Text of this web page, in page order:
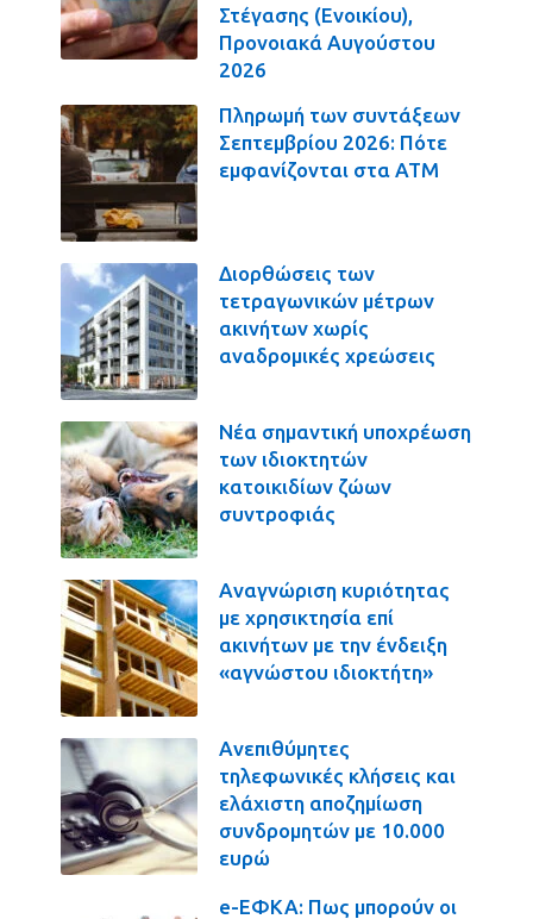
Στέγασης (Ενοικίου),
Προνοιακά Αυγούστου
2026
Πληρωμή των συντάξεων
Σεπτεμβρίου 2026: Πότε
εμφανίζονται στα ΑΤΜ
Διορθώσεις των
τετραγωνικών μέτρων
ακινήτων χωρίς
αναδρομικές χρεώσεις
Νέα σημαντική υποχρέωση
των ιδιοκτητών
κατοικιδίων ζώων
συντροφιάς
Αναγνώριση κυριότητας
με χρησικτησία επί
ακινήτων με την ένδειξη
«αγνώστου ιδιοκτήτη»
Ανεπιθύμητες
τηλεφωνικές κλήσεις και
ελάχιστη αποζημίωση
συνδρομητών με 10.000
ευρώ
e-ΕΦΚΑ: Πως μπορούν οι